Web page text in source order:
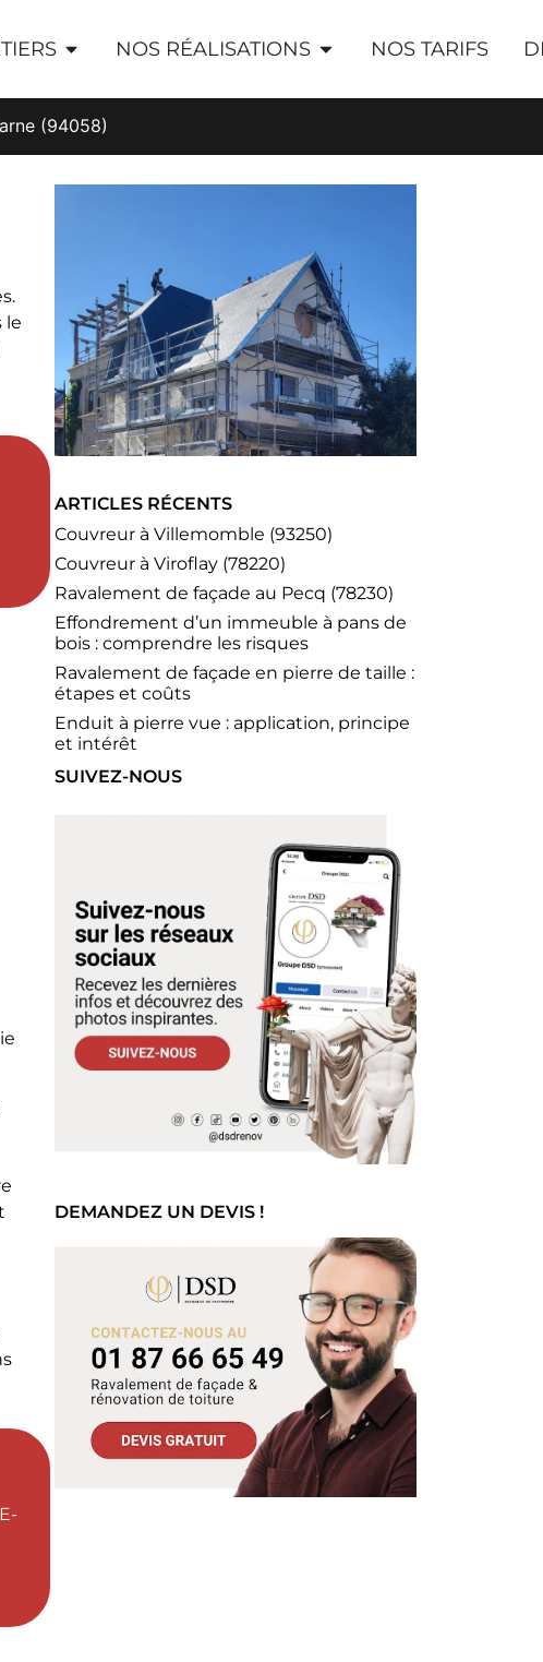
NOS RÉALISATIONS NOS TARIFS
(94058)
le
ARTICLES RÉCENTS
Couvreur à Villemomble (93250)
Couvreur à Viroflay (78220)
Ravalement de façade au Pecq (78230)
Effondrement d’un immeuble à pans de
bois : comprendre les risques
Ravalement de façade en pierre de taille :
étapes et coûts
Enduit à pierre vue : application, principe
et intérêt
SUIVEZ-NOUS
DEMANDEZ UN DEVIS !